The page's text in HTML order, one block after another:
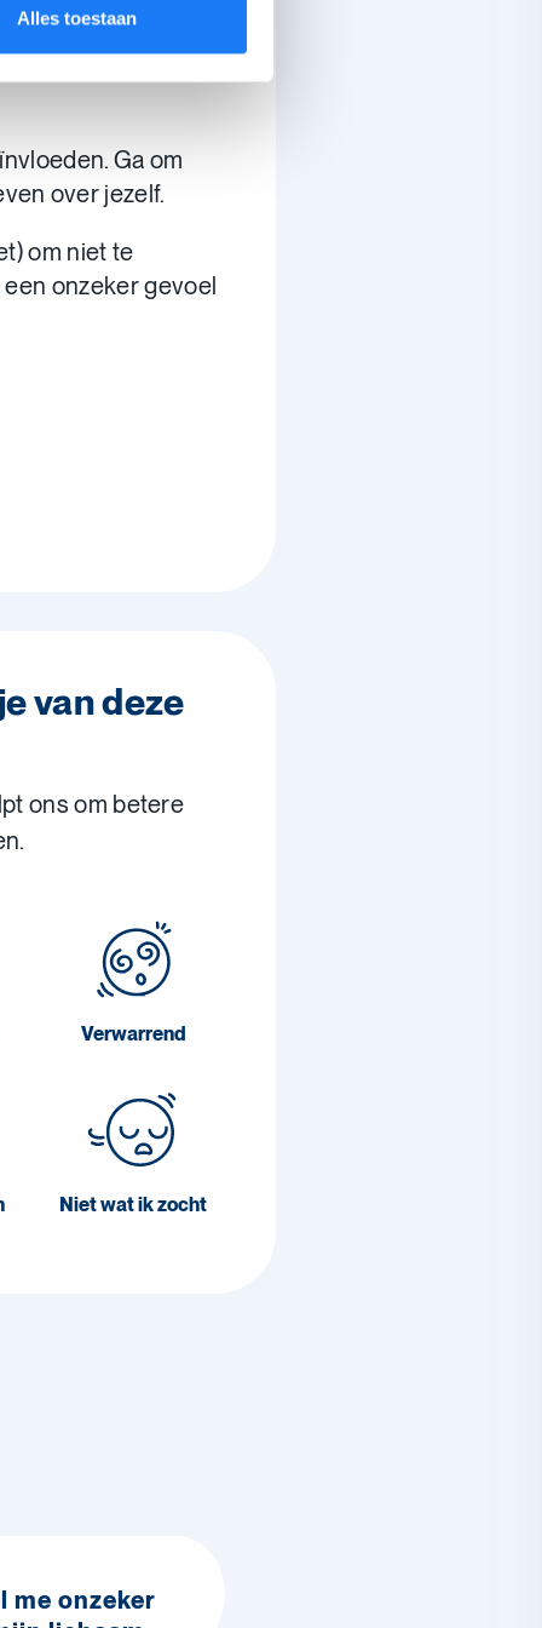
Alles toestaan
die met hun
Ga om
over jezelf.
om niet te
onzeker gevoel
van deze
ons om betere
Verwarrend
Niet wat ik zocht
me onzeker